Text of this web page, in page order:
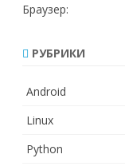
Браузер:
РУБРИКИ
Android
Linux
Python